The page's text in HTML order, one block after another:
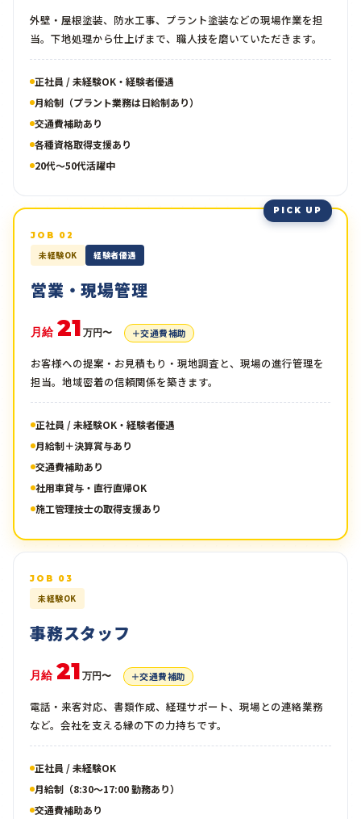
外壁・屋根塗装、防水工事、プラント塗装などの現場作業を担
当。下地処理から仕上げまで、職人技を磨いていただきます。
正社員 / 未経験OK・経験者優遇
月給制（プラント業務は日給制あり）
交通費補助あり
各種資格取得支援あり
20代〜50代活躍中
JOB 02
未経験OK 経験者優遇
営業・現場管理
月給 21 万円〜 ＋交通費補助
お客様への提案・お見積もり・現地調査と、現場の進行管理を
担当。地域密着の信頼関係を築きます。
正社員 / 未経験OK・経験者優遇
月給制＋決算賞与あり
交通費補助あり
社用車貸与・直行直帰OK
施工管理技士の取得支援あり
JOB 03
未経験OK
事務スタッフ
月給 21 万円〜 ＋交通費補助
電話・来客対応、書類作成、経理サポート、現場との連絡業務
など。会社を支える縁の下の力持ちです。
正社員 / 未経験OK
月給制（8:30〜17:00 勤務あり）
交通費補助あり